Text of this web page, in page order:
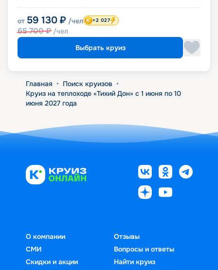
от 59 130 ₽ /чел
65 700₽ /чел
+2 027
Выбрать круиз
Главная • Поиск круизов •
Круиз на теплоходе «Тихий Дон» с 1 июня по 10
июня 2027 года
О компании
СМИ
Скидки и акции
Отзывы
Вопросы и ответы
Найти круиз